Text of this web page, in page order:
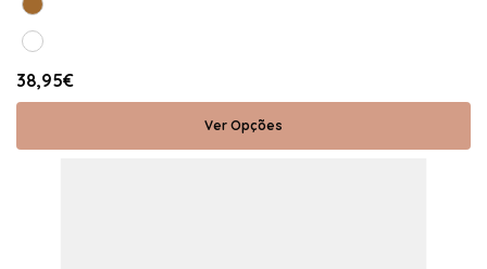
38,95€
Ver Opções